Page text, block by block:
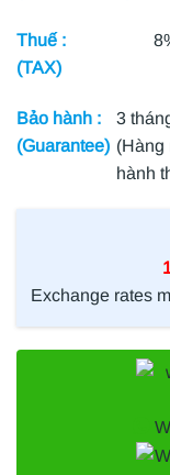
Thuế :
(TAX)
Bảo hành :
(Guarantee)
3
(Hàng
hành
Exchange rates